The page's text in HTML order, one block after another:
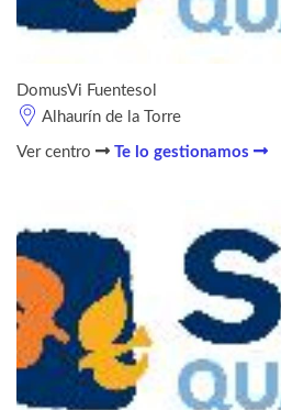
DomusVi Fuentesol
Alhaurín de la Torre
Ver centro Te lo gestionamos